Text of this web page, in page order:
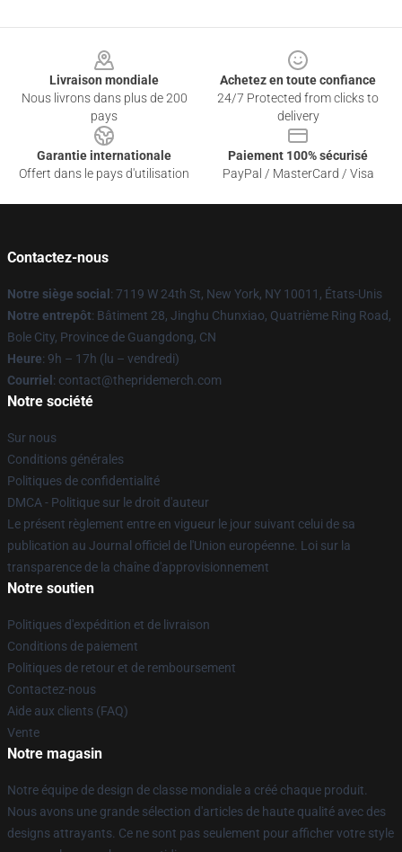
Livraison mondiale
Nous livrons dans plus de 200
pays
Achetez en toute confiance
24/7 Protected from clicks to
delivery
Garantie internationale
Offert dans le pays d'utilisation
Paiement 100% sécurisé
PayPal / MasterCard / Visa
Contactez-nous
Notre siège social : 7119 W 24th St, New York, NY 10011, États-Unis
Notre entrepôt: Bâtiment 28, Jinghu Chunxiao, Quatrième Ring Road,
Bole City, Province de Guangdong, CN
Heure: 9h – 17h (lu – vendredi)
Courriel : contact@thepridemerch.com
Notre société
Sur nous
Conditions générales
Politiques de confidentialité
DMCA - Politique sur le droit d'auteur
Le présent règlement entre en vigueur le jour suivant celui de sa
publication au Journal officiel de l'Union européenne. Loi sur la
transparence de la chaîne d'approvisionnement
Notre soutien
Politiques d'expédition et de livraison
Conditions de paiement
Politiques de retour et de remboursement
Contactez-nous
Aide aux clients (FAQ)
Vente
Notre magasin
Notre équipe de design de classe mondiale a créé chaque produit.
Nous avons une grande sélection d'articles de haute qualité avec des
designs attrayants. Ce ne sont pas seulement pour afficher votre style